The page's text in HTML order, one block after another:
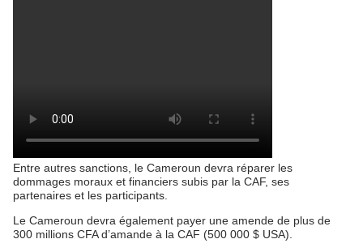
Entre autres sanctions, le Cameroun devra réparer les
dommages moraux et financiers subis par la CAF, ses
partenaires et les participants.
Le Cameroun devra également payer une amende de plus de
300 millions CFA d’amande à la CAF (500 000 $ USA).